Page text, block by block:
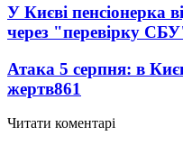
У Києві пенсіонерка
через "перевірку
Атака 5 серпня: в
жертв861
Читати коментарі